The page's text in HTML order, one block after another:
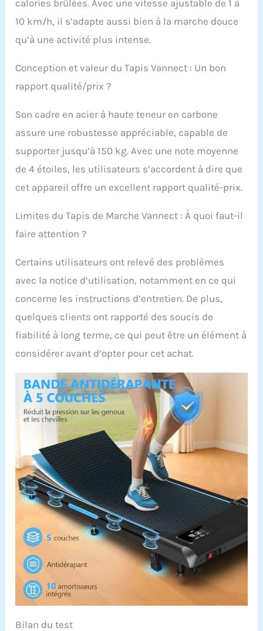
standards, il simule
mieux les montées et
les muscles des
séance à votre niveau
𝗦𝘁𝗮𝗯𝗹𝗲 𝗲𝘁
𝗦𝗶𝗹𝗲𝗻𝗰𝗶𝗲𝘂𝘅: Le tapis
de course VANNECT est
équipé d’un moteur
amélioré de 2,75 HP,
silencieux. Sa structure
qualité supporte
(moins de 40 dB), vous
pouvez vous entraîner
soir sans déranger les
autres. Parfait pour la
𝗕𝗮𝗻𝗱𝗲 𝗱𝗲 𝗖𝗼𝘂𝗿𝘀𝗲
𝗔𝗻𝘁𝗶𝗱𝗲́𝗿𝗮𝗽𝗮𝗻𝘁𝗲 &
𝗱’𝗔𝗺𝗼𝗿𝘁𝗶𝘀𝘀𝗲𝗺𝗲𝗻𝘁:
Ce tapis de marche
dispose d’une surface
de course spacieuse de
100 × 40 cm avec une
bande à 5 couches
antidérapante,
résistante et durable.
Équipé de 8
amortisseurs en
silicone et de 2
coussinets, il réduit
efficacement les chocs
et le bruit, protégeant
vos genoux et muscles
pour un confort
optimal.
𝗘́𝗰𝗿𝗮𝗻
calories brûlées. Avec une vitesse ajustable de 1 à
10 km/h, il s’adapte aussi bien à la marche douce
qu’à une activité plus intense.
Conception et valeur du Tapis Vannect : Un bon
rapport qualité/prix ?
Son cadre en acier à haute teneur en carbone
assure une robustesse appréciable, capable de
supporter jusqu’à 150 kg. Avec une note moyenne
de 4 étoiles, les utilisateurs s’accordent à dire que
cet appareil offre un excellent rapport qualité-prix.
Limites du Tapis de Marche Vannect : À quoi faut-il
faire attention ?
Certains utilisateurs ont relevé des problèmes
avec la notice d’utilisation, notamment en ce qui
concerne les instructions d’entretien. De plus,
quelques clients ont rapporté des soucis de
fiabilité à long terme, ce qui peut être un élément à
considérer avant d’opter pour cet achat.
Bilan du test